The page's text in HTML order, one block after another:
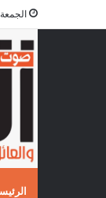
الجمعة,